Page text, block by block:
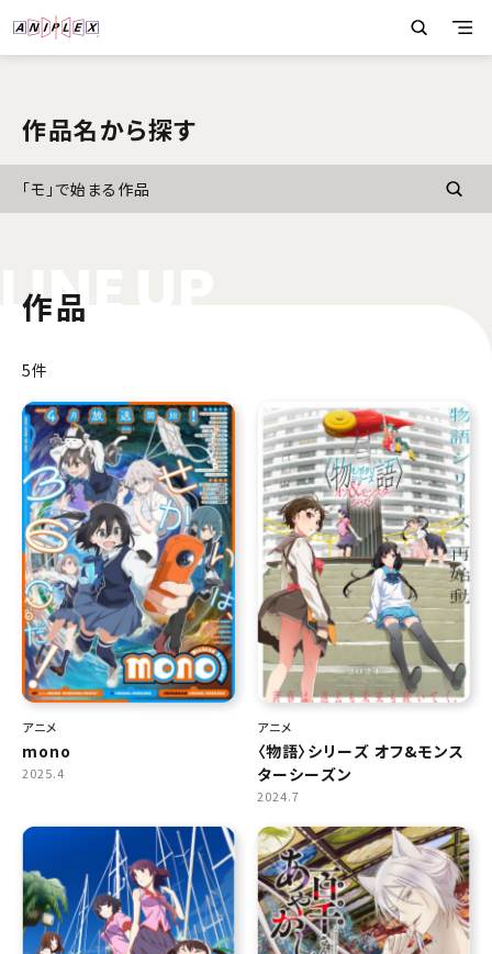
作品名から探す
「モ」で始まる作品
LIN
作品
5件
アニメ
mono
2025.4
アニメ
〈物語〉シリーズ オフ&モンス
ターシーズン
2024.7